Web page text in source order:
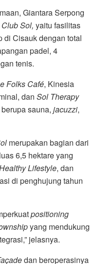
Giantara Serpong
Club Sol, yaitu fasilitas
di Cisauk dengan total
padel, 4
tenis.
Folks Café, Kinesia
dan Sol Therapy
berupa sauna, jacuzzi,
merupakan bagian dari
6,5 hektare yang
Lifestyle, dan
di penghujung tahun
positioning
yang mendukung
jelasnya.
dan beroperasinya